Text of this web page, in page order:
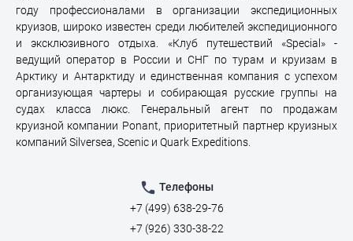
году профессионалами в организации экспедиционных
круизов, широко известен среди любителей экспедиционного
и эксклюзивного отдыха. «Клуб путешествий «Special» -
ведущий оператор в России и СНГ по турам и круизам в
Арктику и Антарктиду и единственная компания с успехом
организующая чартеры и собирающая русские группы на
судах класса люкс. Генеральный агент по продажам
круизной компании Ponant, приоритетный партнер круизных
компаний Silversea, Scenic и Quark Expeditions.
Телефоны
+7 (499) 638-29-76
+7 (926) 330-38-22